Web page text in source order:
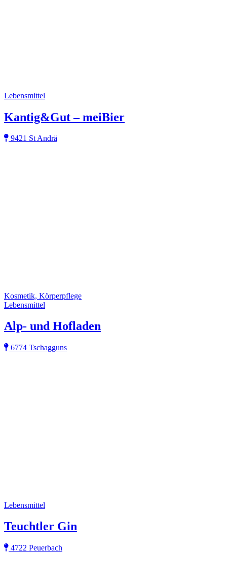
Lebensmittel
Kantig&Gut – meiBier
9421 St Andrä
Kosmetik, Körperpflege
Lebensmittel
Alp- und Hofladen
6774 Tschagguns
Lebensmittel
Teuchtler Gin
4722 Peuerbach